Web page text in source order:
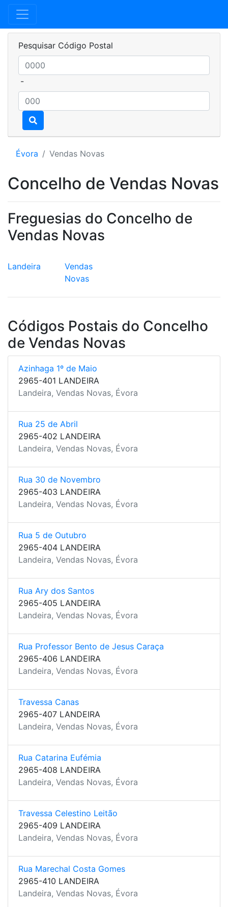
Pesquisar Código Postal
-
Évora Vendas Novas
Concelho de Vendas Novas
Freguesias do Concelho de
Vendas Novas
Landeira
Vendas
Novas
Códigos Postais do Concelho
de Vendas Novas
Azinhaga 1º de Maio
2965-401 LANDEIRA
Landeira, Vendas Novas, Évora
Rua 25 de Abril
2965-402 LANDEIRA
Landeira, Vendas Novas, Évora
Rua 30 de Novembro
2965-403 LANDEIRA
Landeira, Vendas Novas, Évora
Rua 5 de Outubro
2965-404 LANDEIRA
Landeira, Vendas Novas, Évora
Rua Ary dos Santos
2965-405 LANDEIRA
Landeira, Vendas Novas, Évora
Rua Professor Bento de Jesus Caraça
2965-406 LANDEIRA
Landeira, Vendas Novas, Évora
Travessa Canas
2965-407 LANDEIRA
Landeira, Vendas Novas, Évora
Rua Catarina Eufémia
2965-408 LANDEIRA
Landeira, Vendas Novas, Évora
Travessa Celestino Leitão
2965-409 LANDEIRA
Landeira, Vendas Novas, Évora
Rua Marechal Costa Gomes
2965-410 LANDEIRA
Landeira, Vendas Novas, Évora